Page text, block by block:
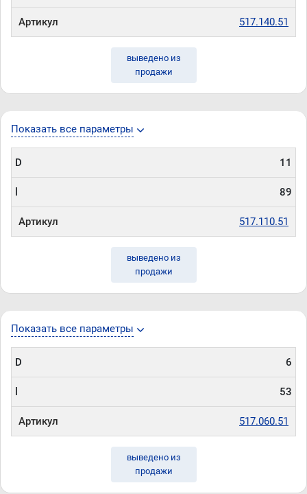
Артикул 517.140.51
выведено из
продажи
Показать все параметры
D 11
89
Артикул 517.110.51
выведено из
продажи
Показать все параметры
D 6
53
Артикул 517.060.51
выведено из
продажи